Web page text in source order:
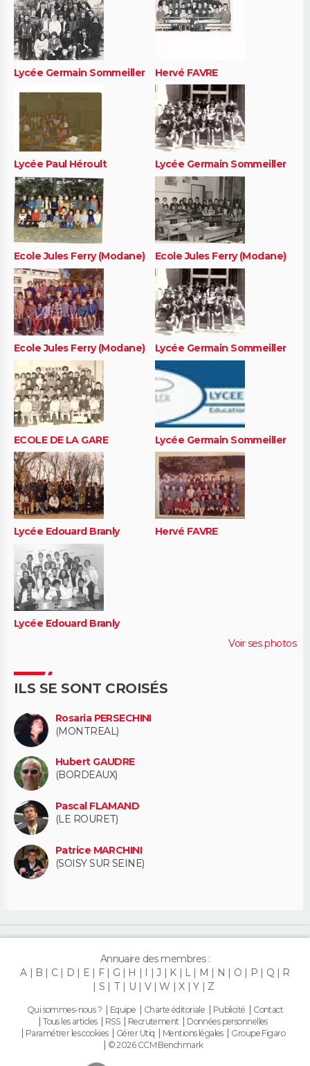
Lycée Germain Sommeiller Hervé FAVRE
Lycée Paul Héroult Lycée Germain Sommeiller
Ecole Jules Ferry (Modane) Ecole Jules Ferry (Modane)
Ecole Jules Ferry (Modane) Lycée Germain Sommeiller
ECOLE DE LA GARE Lycée Germain Sommeiller
Lycée Edouard Branly Hervé FAVRE
Lycée Edouard Branly
Voir ses photos
ILS SE SONT CROISÉS
Rosaria PERSECHINI
(MONTREAL)
Hubert GAUDRE
(BORDEAUX)
Pascal FLAMAND
(LE ROURET)
Patrice MARCHINI
(SOISY SUR SEINE)
Annuaire des membres :
A
B C D E F G H I J K L M N O P Q
R
S
T U V W X Y Z
Qui sommes-nous ? Equipe Charte éditoriale Publicité
Contact
Tous les articles
RSS Recrutement
Données personnelles
Paramétrer les cookies
Gérer Utiq Mentions légales
Groupe Figaro
© 2026 CCM Benchmark